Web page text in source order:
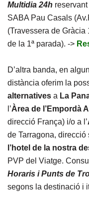
Multidia 24h
SABA Pau Casals
(Travessera de Gràcia
de la 1ª parada). ->
D’altra banda, en
distància oferim la
alternatives a La
l’Àrea de l’Empordà
direcció França) i/o a l’
de Tarragona, direcció
l’hotel de la nostra
PVP del Viatge.
Horaris i Punts de
segons la destinació i